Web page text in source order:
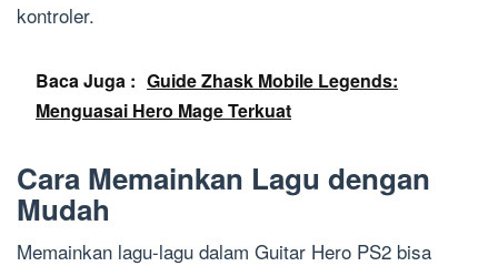
kontroler.
Baca Juga : Guide Zhask Mobile Legends:
Menguasai Hero Mage Terkuat
Cara Memainkan Lagu dengan
Mudah
Memainkan lagu-lagu dalam Guitar Hero PS2 bisa